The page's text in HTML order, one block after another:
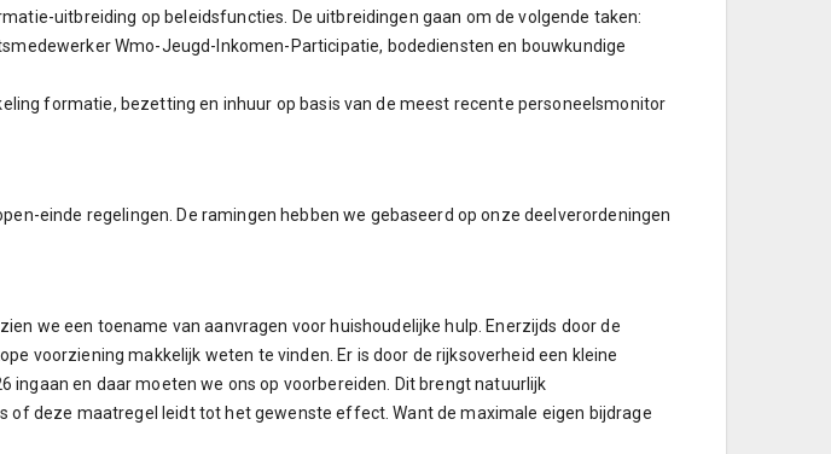
uitbreiding op beleidsfuncties. De uitbreidingen gaan om de volgende taken:
Wmo-Jeugd-Inkomen-Participatie, bodediensten en bouwkundige
formatie, bezetting en inhuur op basis van de meest recente personeelsmonitor
einde regelingen. De ramingen hebben we gebaseerd op onze deelverordeningen
we een toename van aanvragen voor huishoudelijke hulp. Enerzijds door de
voorziening makkelijk weten te vinden. Er is door de rijksoverheid een kleine
en daar moeten we ons op voorbereiden. Dit brengt natuurlijk
deze maatregel leidt tot het gewenste effect. Want de maximale eigen bijdrage